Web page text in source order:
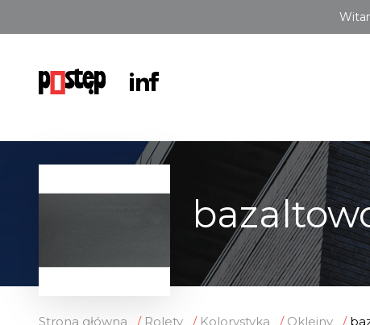
Strona główna Rolety Kolorystyka Okleiny